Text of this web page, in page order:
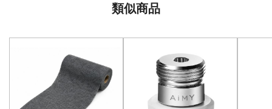
類似商品